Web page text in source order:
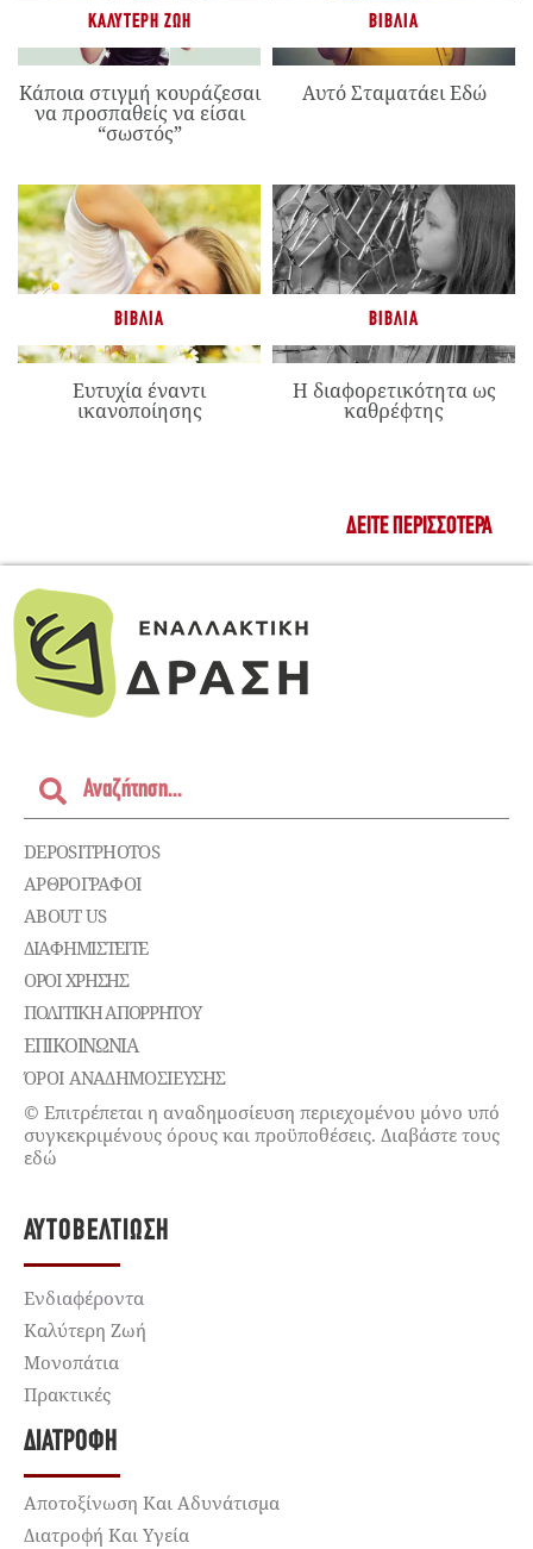
ΚΑΛΎΤΕΡΗ ΖΩΉ
Κάποια στιγμή κουράζεσαι
να προσπαθείς να είσαι
“σωστός”
ΒΙΒΛΊΑ
Αυτό Σταματάει Εδώ
ΒΙΒΛΊΑ
Ευτυχία έναντι
ικανοποίησης
ΒΙΒΛΊΑ
Η διαφορετικότητα ως
καθρέφτης
ΔΕΊΤΕ ΠΕΡΙΣΣΌΤΕΡΑ
DEPOSITPHOTOS
ΑΡΘΡΟΓΡΑΦΟΙ
ABOUT US
ΔΙΑΦΗΜΙΣΤΕΊΤΕ
ΌΡΟΙ ΧΡΉΣΗΣ
ΠΟΛΙΤΙΚΉ ΑΠΟΡΡΉΤΟΥ
ΕΠΙΚΟΙΝΩΝΊΑ
ΌΡΟΙ ΑΝΑΔΗΜΟΣΙΕΥΣΗΣ
© Επιτρέπεται η αναδημοσίευση περιεχομένου μόνο υπό
συγκεκριμένους όρους και προϋποθέσεις. Διαβάστε τους
εδώ
ΑΥΤΟΒΕΛΤΊΩΣΗ
Ενδιαφέροντα
Καλύτερη Ζωή
Μονοπάτια
Πρακτικές
ΔΙΑΤΡΟΦΉ
Αποτοξίνωση Και Αδυνάτισμα
Διατροφή Και Υγεία